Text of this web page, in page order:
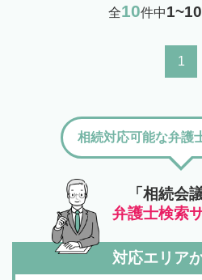
全10件中1~10
1
「相続会
弁護士検索
相続対応可能な弁護
対応エリア